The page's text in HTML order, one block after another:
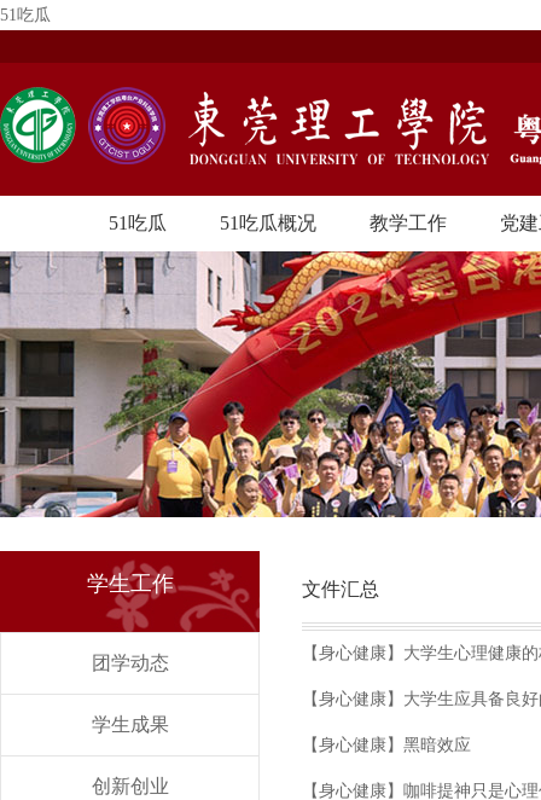
51吃瓜
51吃瓜 51吃瓜概况 教学工作 党
学生工作
团学动态
学生成果
创新创业
文件汇总
【身心健康】大学生心理健康
【身心健康】大学生应具备良
【身心健康】黑暗效应
【身心健康】咖啡提神只是心